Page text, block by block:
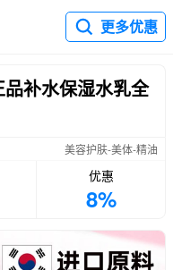
更多优惠
补水保湿水乳全
美容护肤-美体-精油
优惠
8%